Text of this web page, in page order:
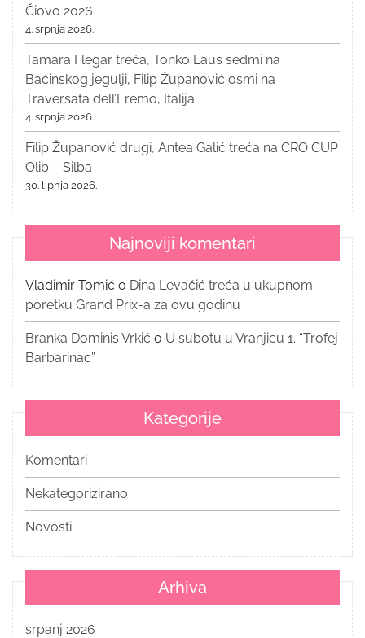
Čiovo 2026
4. srpnja 2026.
Tamara Flegar treća, Tonko Laus sedmi na
Baćinskog jegulji, Filip Županović osmi na
Traversata dell’Eremo, Italija
4. srpnja 2026.
Filip Županović drugi, Antea Galić treća na CRO CUP
Olib – Silba
30. lipnja 2026.
Najnoviji komentari
Vladimir Tomić o Dina Levačić treća u ukupnom
poretku Grand Prix-a za ovu godinu
Branka Dominis Vrkić o U subotu u Vranjicu 1. “Trofej
Barbarinac”
Kategorije
Komentari
Nekategorizirano
Novosti
Arhiva
srpanj 2026